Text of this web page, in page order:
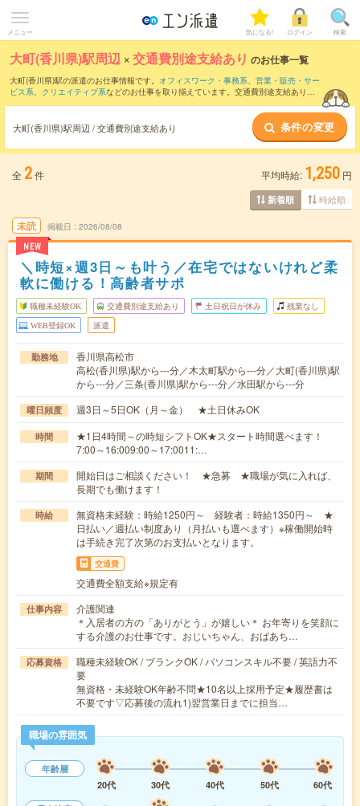
メニュー 気になる! ログイン 検索
大町(香川県)駅周辺 ×交通費別途支給あり のお仕事一覧
大町(香川県)駅の派遣のお仕事情報です。 オフィスワーク・事務系、 営業・販売・サー
ビス系、 クリエイティブ系などのお仕事を取り揃えています。交通費別途支給ありの
大町(香川県)駅周辺 / 交通費別途支給あり 条件の変更
全 2件 平均時給: 1,250 円
新着順 時給順
未読
NEW
掲載日 2026/08/08
＼時短×週3日～も叶う／在宅ではないけれど柔
軟に働ける！高齢者サポ
職種未経験OK 交通費別途支給あり 土日祝日が休み 残業なし
WEB登録OK 派遣
勤務地
香川県高松市
高松(香川県)駅から---分／木太町駅から---分／大町(香川県)駅
から---分／三条(香川県)駅から---分／水田駅から---分
曜日頻度 週3日～5日OK（月～金） ★土日休みOK
時間
★1日4時間～の時短シフトOK★スタート時間選べます！
7:00～16:009:00～17:0011:…
期間
開始日はご相談ください！ ★急募 ★職場が気に入れば、
長期でも働けます！
時給
無資格未経験：時給1250円～ 経験者：時給1350円～ ★
日払い／週払い制度あり（月払いも選べます）※稼働開始時
は手続き完了次第のお支払いとなります。
交通費
交通費全額支給※規定有
仕事内容
介護関連
＊入居者の方の「ありがとう」が嬉しい＊ お年寄りを笑顔に
する介護のお仕事です。おじいちゃん、おばあち…
応募資格
職種未経験OK / ブランクOK / パソコンスキル不要 / 英語力不
要
無資格・未経験OK年齢不問★10名以上採用予定★履歴書は
不要です▽応募後の流れ1)翌営業日までに担当…
職場の雰囲気
年齢層
20代
30代 40代 50代
60代